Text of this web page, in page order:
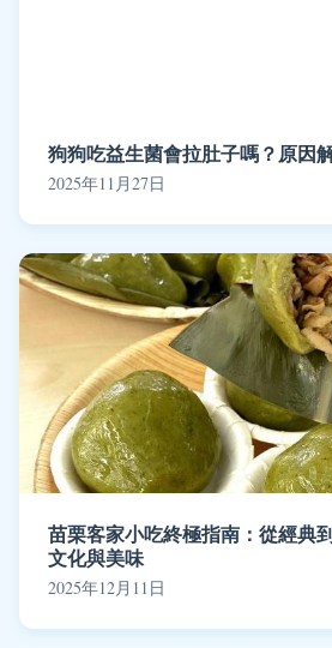
狗狗吃益生菌會拉肚子嗎？原因
2025年11月27日
苗栗客家小吃終極指南：從經典
文化與美味
2025年12月11日